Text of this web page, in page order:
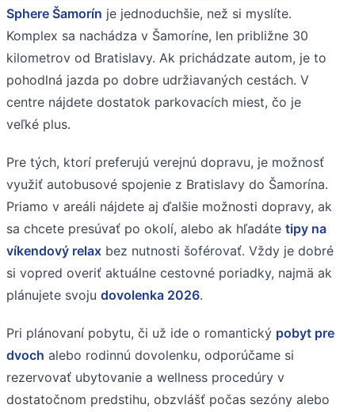
Sphere Šamorín je jednoduchšie, než si myslíte.
Komplex sa nachádza v Šamoríne, len približne 30
kilometrov od Bratislavy. Ak prichádzate autom, je to
pohodlná jazda po dobre udržiavaných cestách. V
centre nájdete dostatok parkovacích miest, čo je
veľké plus.
Pre tých, ktorí preferujú verejnú dopravu, je možnosť
využiť autobusové spojenie z Bratislavy do Šamorína.
Priamo v areáli nájdete aj ďalšie možnosti dopravy, ak
sa chcete presúvať po okolí, alebo ak hľadáte tipy na
víkendový relax bez nutnosti šoférovať. Vždy je dobré
si vopred overiť aktuálne cestovné poriadky, najmä ak
plánujete svoju dovolenka 2026.
Pri plánovaní pobytu, či už ide o romantický pobyt pre
dvoch alebo rodinnú dovolenku, odporúčame si
rezervovať ubytovanie a wellness procedúry v
dostatočnom predstihu, obzvlášť počas sezóny alebo